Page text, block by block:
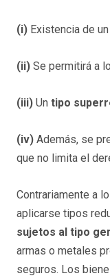
(i) Existencia de un
(ii) Se permitirá a
(iii) Un tipo
(iv) Además, se
que no limita el
Contrariamente a
aplicarse tipos
sujetos al tipo
armas o metales
seguros. Los